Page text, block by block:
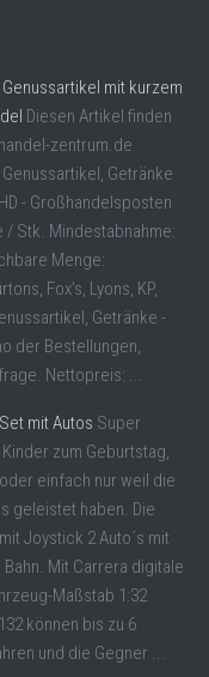
mit kurzem
Diesen Artikel finden
zentrum.de
Getränke
- Großhandelsposten
/ Stk. Mindestabnahme:
Menge:
Fox’s, Lyons, KP,
Getränke -
der Bestellungen,
Nettopreis: ...
mit Autos Super
zum Geburtstag,
einfach nur weil die
geleistet haben. Die
Joystick 2 Auto´s mit
Mit Carrera digitale
Maßstab 1:32
können bis zu 6
und die Gegner ...